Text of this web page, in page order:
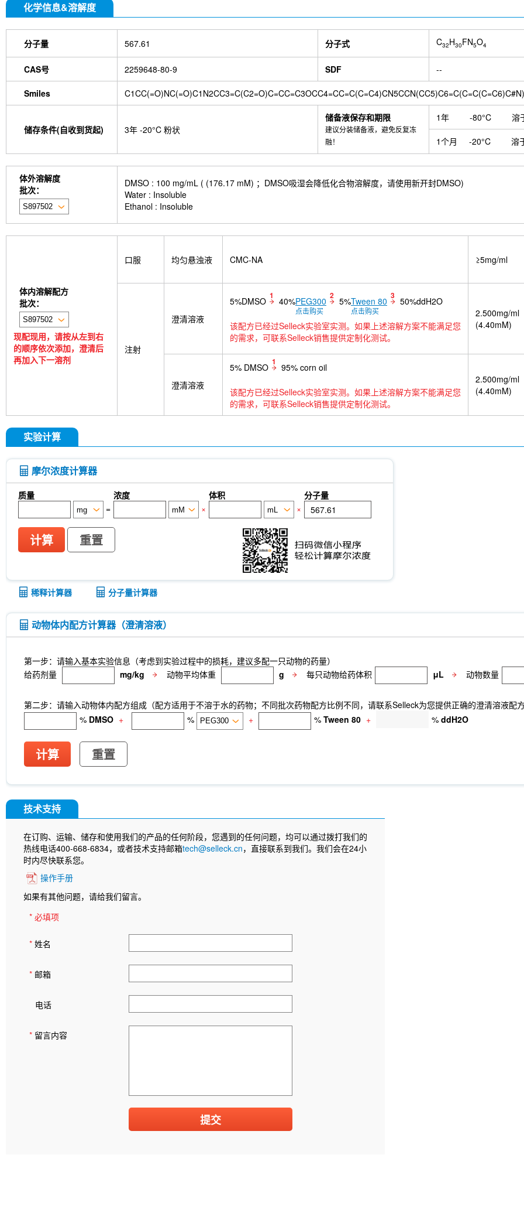
化学信息&溶解度
分子量 567.61 分子式 C32H30FN5O4
CAS号 2259648-80-9 SDF --
Smiles
储存条件(自收到货起) 3年 -20°C 粉状
储备液保存和期限
建议分装储备液，避免反复冻
融！
1年 -80°C 溶
1个月 -20°C 溶
体外溶解度
批次：
DMSO : 100 mg/mL ( (176.17 mM) ；DMSO吸湿会降低化合物溶解度，请使用新开封DMSO)
Water : Insoluble
Ethanol : Insoluble
体内溶解配方
批次：
现配现用，请按从左到右
的顺序依次添加，澄清后
再加入下一溶剂
口服 均匀悬浊液 CMC-NA ≥5mg/ml
注射
澄清溶液
5%DMSO 1 40%PEG300
点击购买
2 5%Tween 80
点击购买
3 50%ddH2O
该配方已经过Selleck实验室实测。如果上述溶解方案不能满足您
的需求，可联系Selleck销售提供定制化测试。
2.500mg/ml
(4.40mM)
澄清溶液
5% DMSO 1 95% corn oil
该配方已经过Selleck实验室实测。如果上述溶解方案不能满足您
的需求，可联系Selleck销售提供定制化测试。
2.500mg/ml
(4.40mM)
实验计算
摩尔浓度计算器
质量 浓度 体积
分子量
=
× ×
计算 重置
稀释计算器 分子量计算器
动物体内配方计算器（澄清溶液）
第一步：请输入基本实验信息（考虑到实验过程中的损耗，建议多配一只动物的药量）
给药剂量
mg/kg 动物平均体重 g 每只动物给药体积 μL 动物数量
第二步：请输入动物体内配方组成（配方适用于不溶于水的药物；不同批次药物配方比例不同，请联系Selleck为您提供正确的澄清溶液配
% DMSO + % + % Tween 80 + % ddH2O
计算 重置
技术支持
在订购、运输、储存和使用我们的产品的任何阶段，您遇到的任何问题，均可以通过拨打我们的
热线电话400-668-6834，或者技术支持邮箱tech@selleck.cn，直接联系到我们。我们会在24小
时内尽快联系您。
操作手册
如果有其他问题，请给我们留言。
* 必填项
* 姓名
* 邮箱
电话
* 留言内容